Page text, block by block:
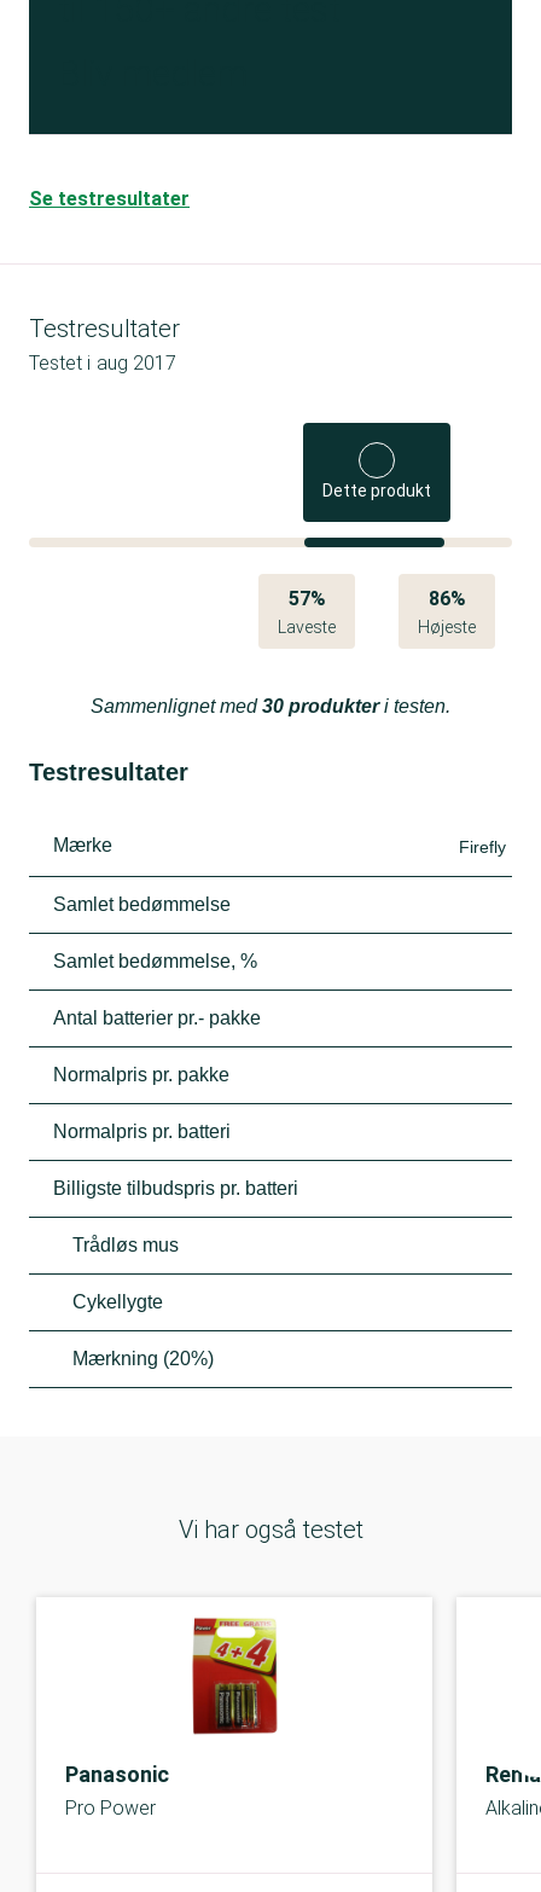
Se testresultater
Testresultater
Testet i aug 2017
Dette produkt
57%
Laveste
86%
Højeste
Sammenlignet med30 produkteri testen.
Testresultater
Mærke Firefly
Samlet bedømmelse
Samlet bedømmelse, %
Antal batterier pr.- pakke
Normalpris pr. pakke
Normalpris pr. batteri
Billigste tilbudspris pr. batteri
Trådløs mus
Cykellygte
Mærkning (20%)
Vi har også testet
Panasonic
Pro Power